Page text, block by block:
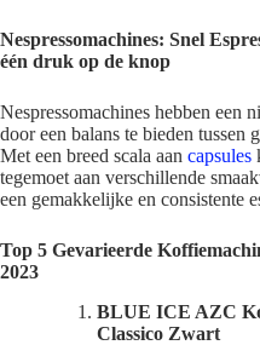
Nespressomachines: Snel
één druk op de knop
Nespressomachines hebben een
door een balans te bieden tussen
Met een breed scala aan capsules
tegemoet aan verschillende
een gemakkelijke en consistente
Top 5 Gevarieerde
2023
BLUE ICE AZC
Classico Zwart